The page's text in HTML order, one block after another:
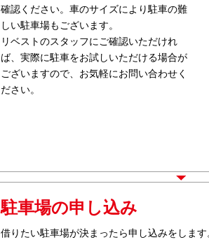
確認ください。車のサイズにより駐車の難
しい駐車場もございます。
リベストのスタッフにご確認いただけれ
ば、実際に駐車をお試しいただける場合が
ございますので、お気軽にお問い合わせく
ださい。
3
駐車場の申し込み
借りたい駐車場が決まったら申し込みをしま